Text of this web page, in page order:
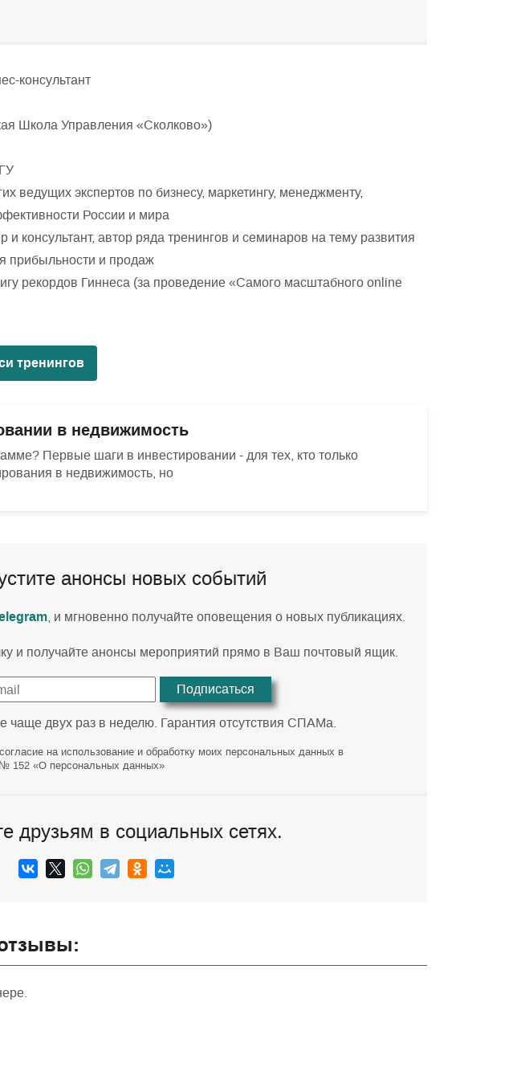
консультант
Школа Управления «Сколково»)
ведущих экспертов по бизнесу, маркетингу, менеджменту,
России и мира
консультант, автор ряда тренингов и семинаров на тему развития
прибыльности и продаж
рекордов Гиннеса (за проведение «Самого масштабного online
тренингов
в недвижимость
Первые шаги в инвестировании - для тех, кто только
в недвижимость, но
анонсы новых событий
, и мгновенно получайте оповещения о новых публикациях.
и получайте анонсы мероприятий прямо в Ваш почтовый ящик.
Подписаться
чаще двух раз в неделю. Гарантия отсутствия СПАМа.
на использование и обработку моих персональных данных в
№ 152 «О персональных данных»
друзьям в социальных сетях.